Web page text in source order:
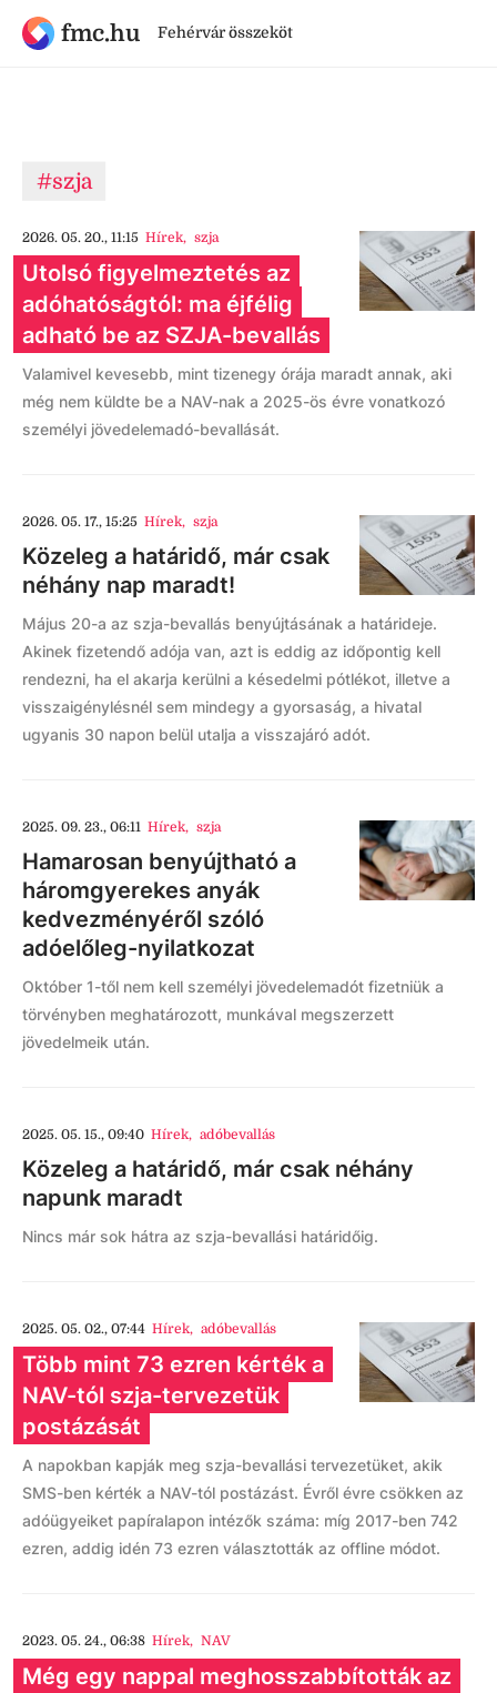
fmc.hu Fehérvár összeköt
#szja
2026. 05. 20., 11:15 Hírek, szja
Utolsó figyelmeztetés az
adóhatóságtól: ma éjfélig
adható be az SZJA-bevallás
Valamivel kevesebb, mint tizenegy órája maradt annak, aki
még nem küldte be a NAV-nak a 2025-ös évre vonatkozó
személyi jövedelemadó-bevallását.
2026. 05. 17., 15:25 Hírek, szja
Közeleg a határidő, már csak
néhány nap maradt!
Május 20-a az szja-bevallás benyújtásának a határideje.
Akinek fizetendő adója van, azt is eddig az időpontig kell
rendezni, ha el akarja kerülni a késedelmi pótlékot, illetve a
visszaigénylésnél sem mindegy a gyorsaság, a hivatal
ugyanis 30 napon belül utalja a visszajáró adót.
2025. 09. 23., 06:11 Hírek, szja
Hamarosan benyújtható a
háromgyerekes anyák
kedvezményéről szóló
adóelőleg-nyilatkozat
Október 1-től nem kell személyi jövedelemadót fizetniük a
törvényben meghatározott, munkával megszerzett
jövedelmeik után.
2025. 05. 15., 09:40 Hírek, adóbevallás
Közeleg a határidő, már csak néhány
napunk maradt
Nincs már sok hátra az szja-bevallási határidőig.
2025. 05. 02., 07:44 Hírek, adóbevallás
Több mint 73 ezren kérték a
NAV-tól szja-tervezetük
postázását
A napokban kapják meg szja-bevallási tervezetüket, akik
SMS-ben kérték a NAV-tól postázást. Évről évre csökken az
adóügyeiket papíralapon intézők száma: míg 2017-ben 742
ezren, addig idén 73 ezren választották az offline módot.
2023. 05. 24., 06:38 Hírek, NAV
Még egy nappal meghosszabbították az